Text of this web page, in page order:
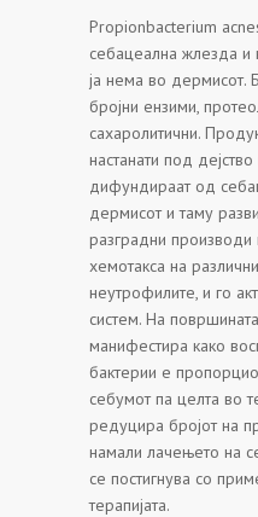
Propionbacterium
себацеална жлезда и
ја нема во дермисот.
бројни ензими,
сахаролитични.
настанати под
дифундираат од
дермисот и таму
разградни производи
хемотакса на
неутрофилите, и го
систем. На
манифестира како
бактерии е
себумот па целта во
редуцира бројот на
намали лачењето на
се постигнува со
терапијата.